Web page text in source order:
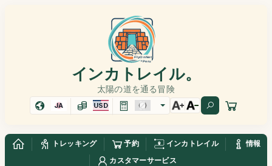
インカトレイル。
太陽の道を通る冒険
JA USD
トレッキング 予約 インカトレイル
情報
カスタマーサービス